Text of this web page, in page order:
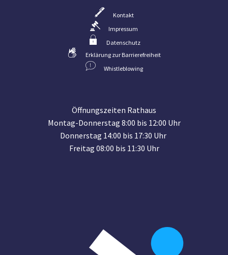
Kontakt
Impressum
Datenschutz
Erklärung zur Barrierefreiheit
Whistleblowing
Öffnungszeiten Rathaus
Montag-Donnerstag 8:00 bis 12:00 Uhr
Donnerstag 14:00 bis 17:30 Uhr
Freitag 08:00 bis 11:30 Uhr